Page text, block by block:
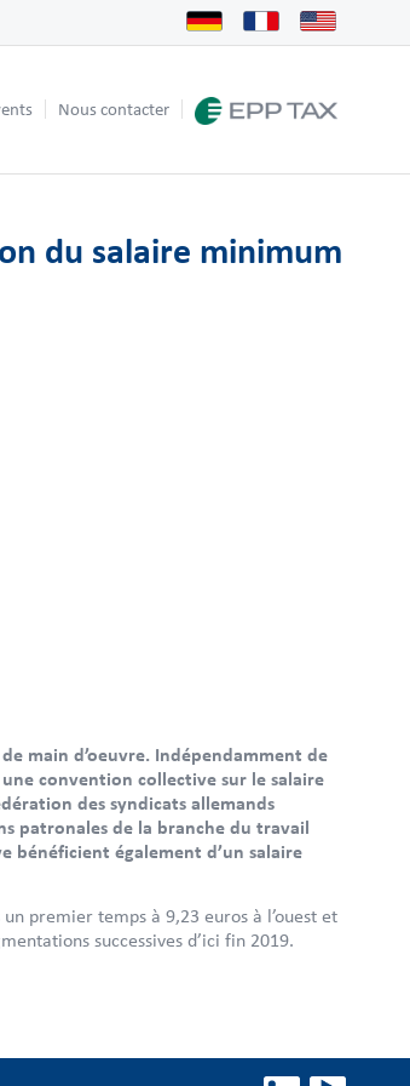
Nous contacter
du salaire minimum
main d’oeuvre. Indépendamment de
convention collective sur le salaire
des syndicats allemands
patronales de la branche du travail
bénéficient également d’un salaire
premier temps à 9,23 euros à l’ouest et
successives d’ici fin 2019.